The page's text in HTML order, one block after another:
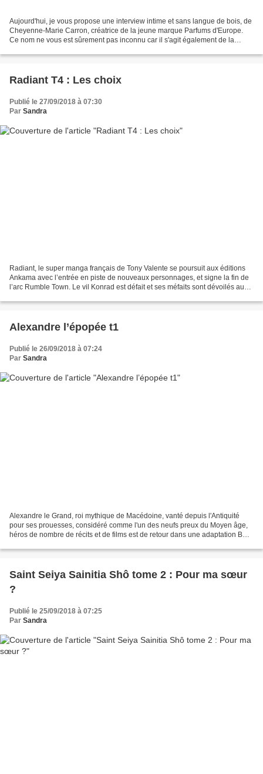
Aujourd'hui, je vous propose une interview intime et sans langue de bois, de
Cheyenne-Marie Carron, créatrice de la jeune marque Parfums d'Europe.
Ce nom ne vous est sûrement pas inconnu car il s'agit également de la
Radiant T4 : Les choix
Publié le 27/09/2018 à 07:30
Par Sandra
Radiant, le super manga français de Tony Valente se poursuit aux éditions
Ankama avec l’entrée en piste de nouveaux personnages, et signe la fin de
l’arc Rumble Town. Le vil Konrad est défait et ses méfaits sont dévoilés au
Alexandre l’épopée t1
Publié le 26/09/2018 à 07:24
Par Sandra
Alexandre le Grand, roi mythique de Macédoine, vanté depuis l'Antiquité
pour ses prouesses, considéré comme l'un des neufs preux du Moyen âge,
héros de nombre de récits et de films est de retour dans une adaptation BD
Saint Seiya Sainitia Shô tome 2 : Pour ma sœur
?
Publié le 25/09/2018 à 07:25
Par Sandra